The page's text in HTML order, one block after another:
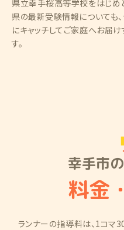
県立幸手桜高等学校をはじ
県の最新受験情報についても
にキャッチしてご家庭へお届
す。
幸手市
料金
ランナーの指導料は、1コマ